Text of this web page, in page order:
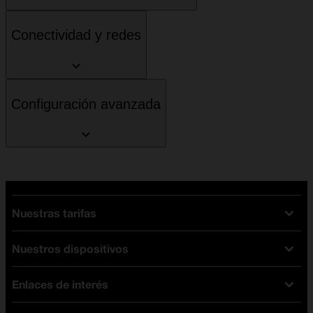
Conectividad y redes
Configuración avanzada
Nuestras tarifas
Tarifas Orange
Tarifas fibra y móvil
Tarifas móviles
Nuestros dispositivos
Ofertas en móviles
iPhone
Enlaces de interés